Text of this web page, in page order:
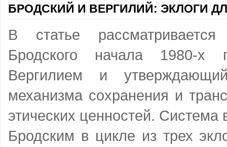
БРОДСКИЙ И ВЕРГИЛИЙ: ЭКЛОГИ
В статье
Бродского начала 1980-х
Вергилием и
механизма сохранения и
этических ценностей. Система
Бродским в цикле из трех